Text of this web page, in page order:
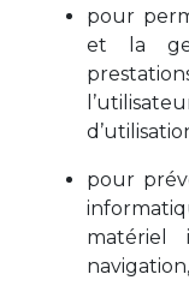
pour
et la
pour
matériel